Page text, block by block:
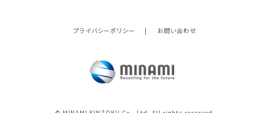
プライバシーポリシー | お問い合わせ